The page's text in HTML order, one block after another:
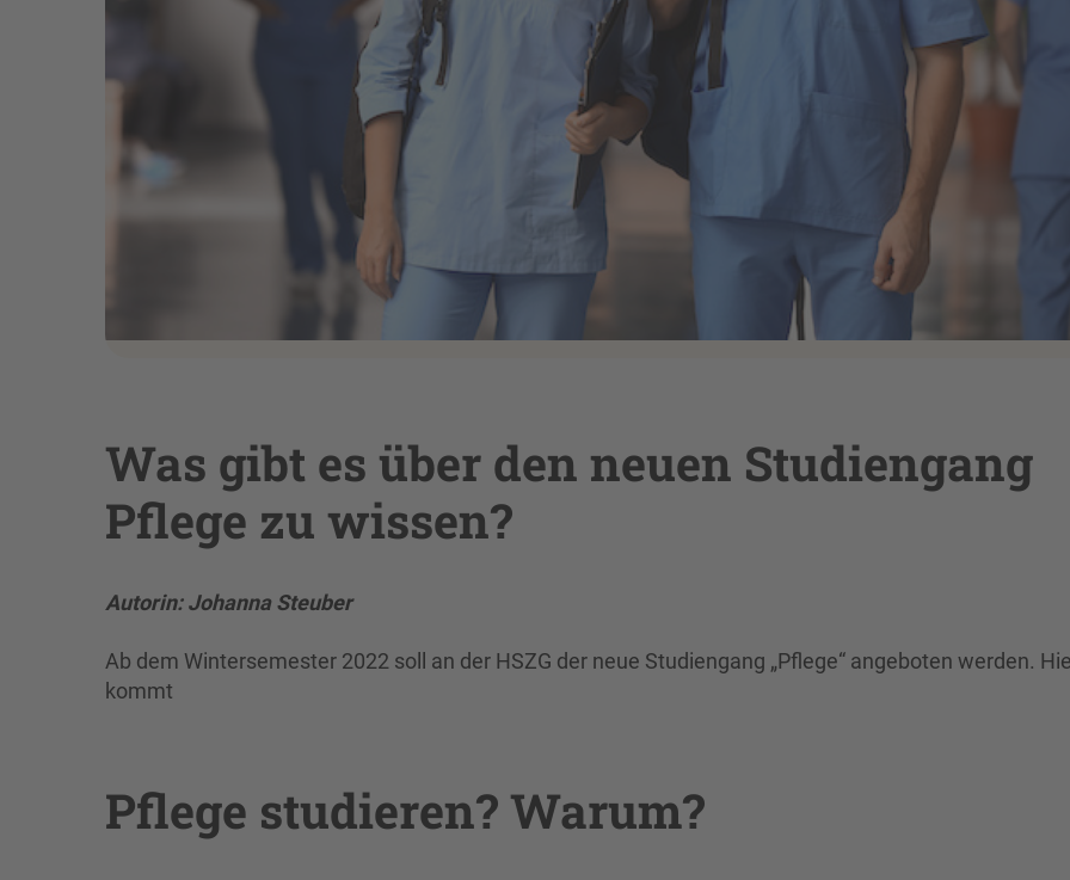
Was gibt es über den neuen Studiengang
Pflege zu wissen?
Autorin: Johanna Steuber
Ab dem Wintersemester 2022 soll an der HSZG der neue Studiengang „Pflege“ angeboten werden.
kommt
Pflege studieren? Warum?